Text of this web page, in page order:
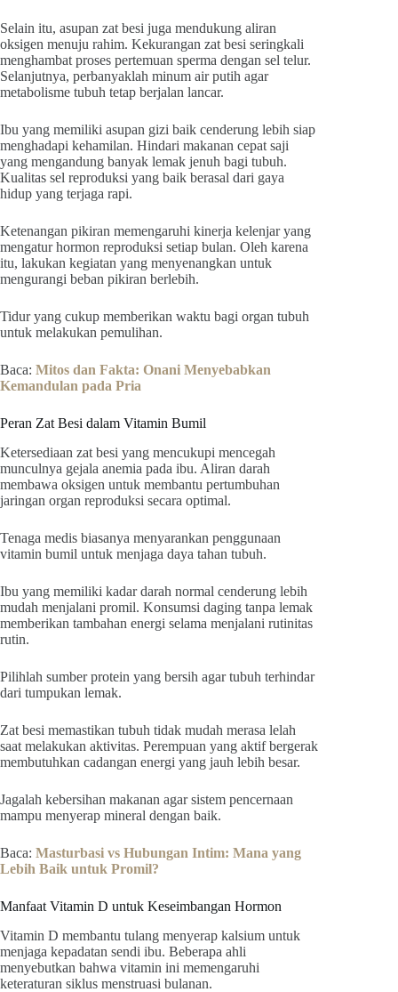
Selain itu, asupan zat besi juga mendukung aliran
oksigen menuju rahim. Kekurangan zat besi seringkali
menghambat proses pertemuan sperma dengan sel telur.
Selanjutnya, perbanyaklah minum air putih agar
metabolisme tubuh tetap berjalan lancar.
Ibu yang memiliki asupan gizi baik cenderung lebih siap
menghadapi kehamilan. Hindari makanan cepat saji
yang mengandung banyak lemak jenuh bagi tubuh.
Kualitas sel reproduksi yang baik berasal dari gaya
hidup yang terjaga rapi.
Ketenangan pikiran memengaruhi kinerja kelenjar yang
mengatur hormon reproduksi setiap bulan. Oleh karena
itu, lakukan kegiatan yang menyenangkan untuk
mengurangi beban pikiran berlebih.
Tidur yang cukup memberikan waktu bagi organ tubuh
untuk melakukan pemulihan.
Baca: Mitos dan Fakta: Onani Menyebabkan
Kemandulan pada Pria
Peran Zat Besi dalam Vitamin Bumil
Ketersediaan zat besi yang mencukupi mencegah
munculnya gejala anemia pada ibu. Aliran darah
membawa oksigen untuk membantu pertumbuhan
jaringan organ reproduksi secara optimal.
Tenaga medis biasanya menyarankan penggunaan
vitamin bumil untuk menjaga daya tahan tubuh.
Ibu yang memiliki kadar darah normal cenderung lebih
mudah menjalani promil. Konsumsi daging tanpa lemak
memberikan tambahan energi selama menjalani rutinitas
rutin.
Pilihlah sumber protein yang bersih agar tubuh terhindar
dari tumpukan lemak.
Zat besi memastikan tubuh tidak mudah merasa lelah
saat melakukan aktivitas. Perempuan yang aktif bergerak
membutuhkan cadangan energi yang jauh lebih besar.
Jagalah kebersihan makanan agar sistem pencernaan
mampu menyerap mineral dengan baik.
Baca: Masturbasi vs Hubungan Intim: Mana yang
Lebih Baik untuk Promil?
Manfaat Vitamin D untuk Keseimbangan Hormon
Vitamin D membantu tulang menyerap kalsium untuk
menjaga kepadatan sendi ibu. Beberapa ahli
menyebutkan bahwa vitamin ini memengaruhi
keteraturan siklus menstruasi bulanan.